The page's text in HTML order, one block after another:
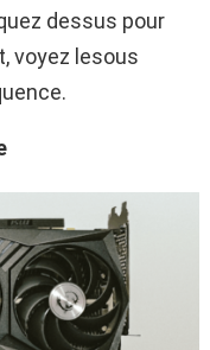
dessus pour
voyez lesous